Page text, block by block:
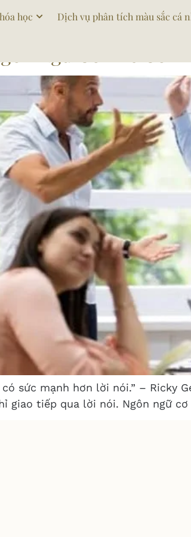
học Dịch vụ phân tích màu sắc cá
sức mạnh hơn lời nói.” – Ricky
giao tiếp qua lời nói. Ngôn ngữ